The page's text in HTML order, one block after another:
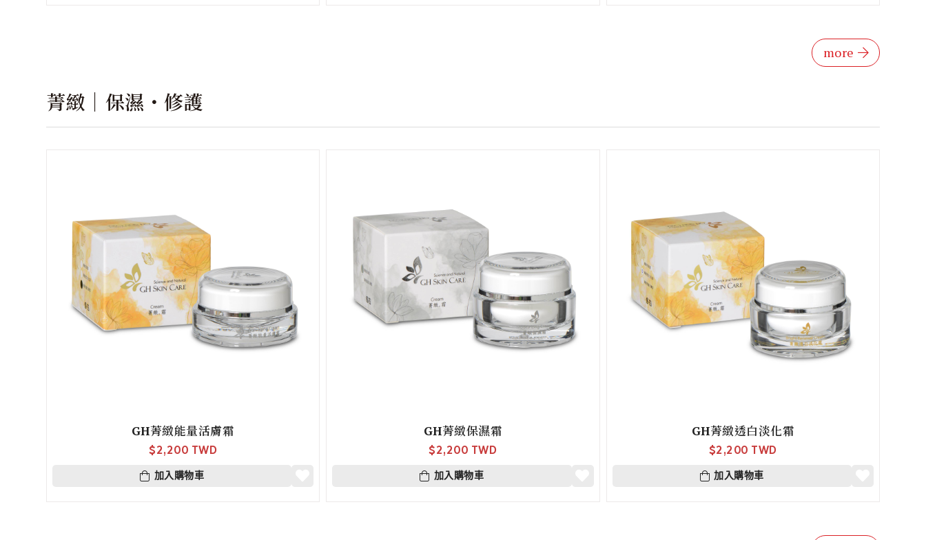
more
菁緻｜保濕・修護
GH菁緻能量活膚霜
$2,200 TWD
加入購物車
GH菁緻保濕霜
$2,200 TWD
加入購物車
GH菁緻透白淡化霜
$2,200 TWD
加入購物車